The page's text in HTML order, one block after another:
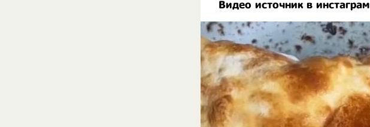
Видео источник в инстаграм